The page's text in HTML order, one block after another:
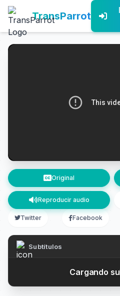
TransParrot
Original
Reproducir audio
Twitter Facebook
Subtítulos
Cargando